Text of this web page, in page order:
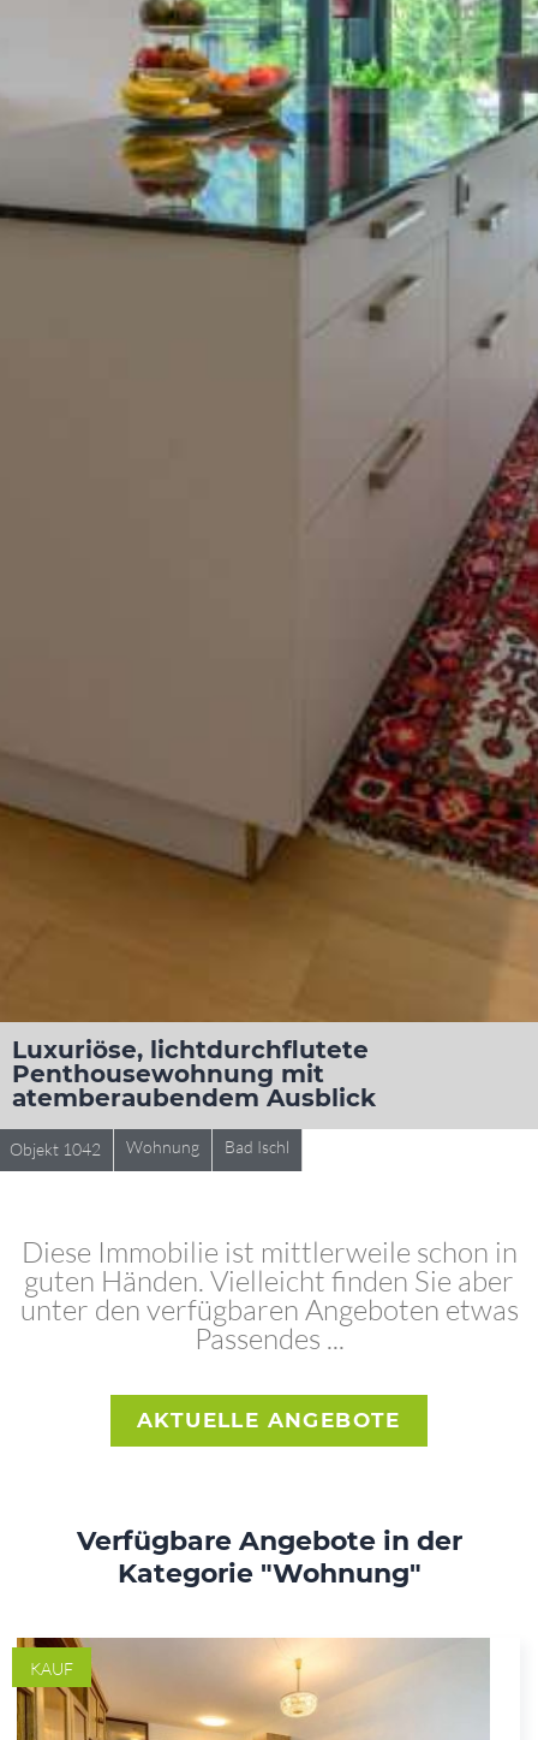
Luxuriöse, lichtdurchflutete
Penthousewohnung mit
atemberaubendem Ausblick
Objekt 1042 Wohnung Bad Ischl
Diese Immobilie ist mittlerweile schon in
guten Händen. Vielleicht finden Sie aber
unter den verfügbaren Angeboten etwas
Passendes ...
AKTUELLE ANGEBOTE
Verfügbare Angebote in der
Kategorie "Wohnung"
KAUF